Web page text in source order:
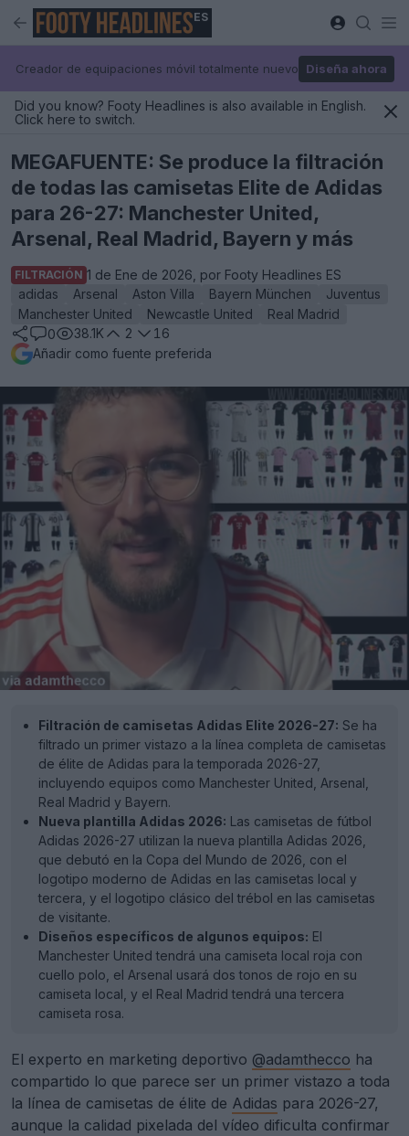
ES
Creador de equipaciones móvil totalmente nuevo Diseña ahora
Did you know? Footy Headlines is also available in English.
Click here to switch.
MEGAFUENTE: Se produce la filtración
de todas las camisetas Elite de Adidas
para 26-27: Manchester United,
Arsenal, Real Madrid, Bayern y más
FILTRACIÓN 1 de Ene de 2026, por Footy Headlines ES
adidas
Arsenal Aston Villa Bayern München
Juventus
Manchester United
Newcastle United
Real Madrid
0
38.1K 2
16
Añadir como fuente preferida
Filtración de camisetas Adidas Elite 2026-27: Se ha
filtrado un primer vistazo a la línea completa de camisetas
de élite de Adidas para la temporada 2026-27,
incluyendo equipos como Manchester United, Arsenal,
Real Madrid y Bayern.
Nueva plantilla Adidas 2026: Las camisetas de fútbol
Adidas 2026-27 utilizan la nueva plantilla Adidas 2026,
que debutó en la Copa del Mundo de 2026, con el
logotipo moderno de Adidas en las camisetas local y
tercera, y el logotipo clásico del trébol en las camisetas
de visitante.
Diseños específicos de algunos equipos: El
Manchester United tendrá una camiseta local roja con
cuello polo, el Arsenal usará dos tonos de rojo en su
camiseta local, y el Real Madrid tendrá una tercera
camiseta rosa.
El experto en marketing deportivo @adamthecco ha
compartido lo que parece ser un primer vistazo a toda
la línea de camisetas de élite de Adidas para 2026-27,
aunque la calidad pixelada del vídeo dificulta confirmar